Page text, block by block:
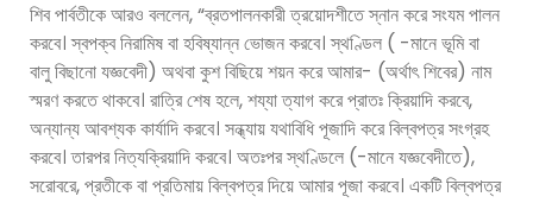
শিব পার্বতীকে আরও বললেন, “ব্রতপালনকারী ত্রয়োদশীতে স্নান করে সংযম পালন
করবে। স্বপক্ব নিরামিষ বা হবিষ্যান্ন ভোজন করবে। স্থণ্ডিল ( -মানে ভূমি বা
বালু বিছানো যজ্ঞবেদী) অথবা কুশ বিছিয়ে শয়ন করে আমার- (অর্থাৎ শিবের) নাম
স্মরণ করতে থাকবে। রাত্রি শেষ হলে, শয্যা ত্যাগ করে প্রাতঃ ক্রিয়াদি করবে,
অন্যান্য আবশ্যক কার্যাদি করবে। সন্ধ্যায় যথাবিধি পূজাদি করে বিল্বপত্র সংগ্রহ
করবে। তারপর নিত্যক্রিয়াদি করবে। অতঃপর স্থণ্ডিলে (-মানে যজ্ঞবেদীতে),
সরোবরে, প্রতীকে বা প্রতিমায় বিল্বপত্র দিয়ে আমার পূজা করবে। একটি বিল্বপত্র